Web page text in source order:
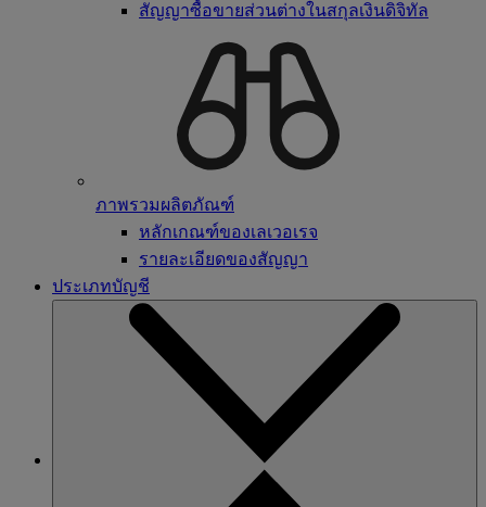
สัญญาซื้อขายส่วนต่างในสกุลเงินดิจิทัล
ภาพรวมผลิตภัณฑ์
หลักเกณฑ์ของเลเวอเรจ
รายละเอียดของสัญญา
ประเภทบัญชี